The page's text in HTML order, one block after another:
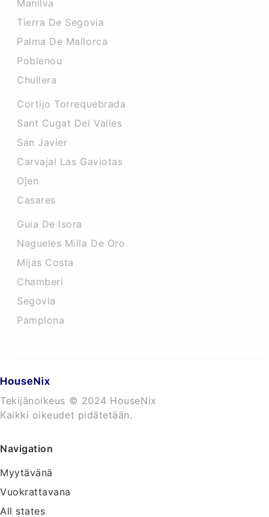
Manilva
Tierra De Segovia
Palma De Mallorca
Poblenou
Chullera
Cortijo Torrequebrada
Sant Cugat Del Valles
San Javier
Carvajal Las Gaviotas
Ojen
Casares
Guia De Isora
Nagueles Milla De Oro
Mijas Costa
Chamberi
Segovia
Pamplona
Tekijänoikeus © 2024 HouseNix
Kaikki oikeudet pidätetään.
Navigation
Myytävänä
Vuokrattavana
All states